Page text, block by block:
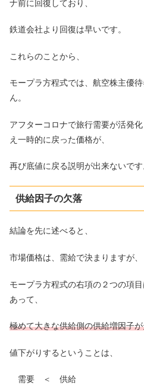
ナ前に回復しており、
鉄道会社より回復は早いです。
これらのことから、
モープラ方程式では、航空株主優
ん。
アフターコロナで旅行需要が活発
え一時的に戻った価格が、
再び底値に戻る説明が出来ないです
供給因子の欠落
結論を先に述べると、
市場価格は、需給で決まりますが、
モープラ方程式の右項の２つの項
あって、
極めて大きな供給側の供給増因子
値下がりするということは、
需要 ＜ 供給